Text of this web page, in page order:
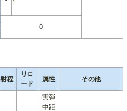
0
射程
リロ
ード
属性 その他
実弾
中距